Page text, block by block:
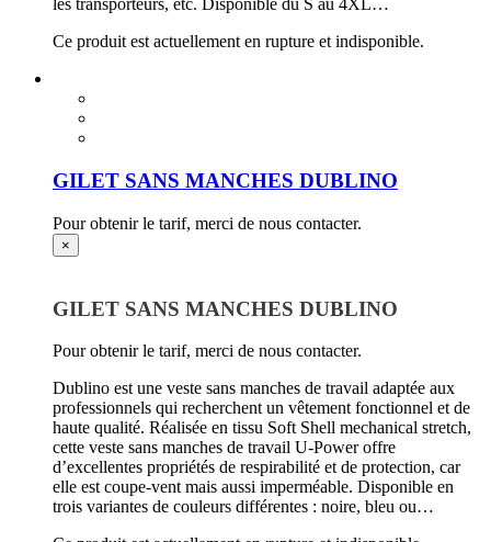
les transporteurs, etc. Disponible du S au 4XL…
Ce produit est actuellement en rupture et indisponible.
GILET SANS MANCHES DUBLINO
Pour obtenir le tarif, merci de nous contacter.
×
GILET SANS MANCHES DUBLINO
Pour obtenir le tarif, merci de nous contacter.
Dublino est une veste sans manches de travail adaptée aux
professionnels qui recherchent un vêtement fonctionnel et de
haute qualité. Réalisée en tissu Soft Shell mechanical stretch,
cette veste sans manches de travail U-Power offre
d’excellentes propriétés de respirabilité et de protection, car
elle est coupe-vent mais aussi imperméable. Disponible en
trois variantes de couleurs différentes : noire, bleu ou…